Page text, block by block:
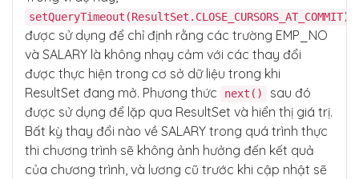
es SET SALARY = 990 WHERE EMP_NO = 28959");
            while (rs.next()) {
                empnum = rs.getInt("EMP_N
                sal = rs.getInt("SALARY");
                System.out.println("EMP_NO:
" + empnum);
                System.out.println("SALARY:
" + sal);
            }
setQueryTimeout(ResultSet.CLOSE_CURSORS_AT_COMMIT)
được sử dụng để chỉ định rằng các trường EMP_NO
và SALARY là không nhạy cảm với các thay đổi
được thực hiện trong cơ sở dữ liệu trong khi
ResultSet đang mở. Phương thức
next()
sau đó
được sử dụng để lặp qua ResultSet và hiển thị giá trị.
Bất kỳ thay đổi nào về SALARY trong quá trình thực
thi chương trình sẽ không ảnh hưởng đến kết quả
của chương trình, và lương cũ trước khi cập nhật sẽ